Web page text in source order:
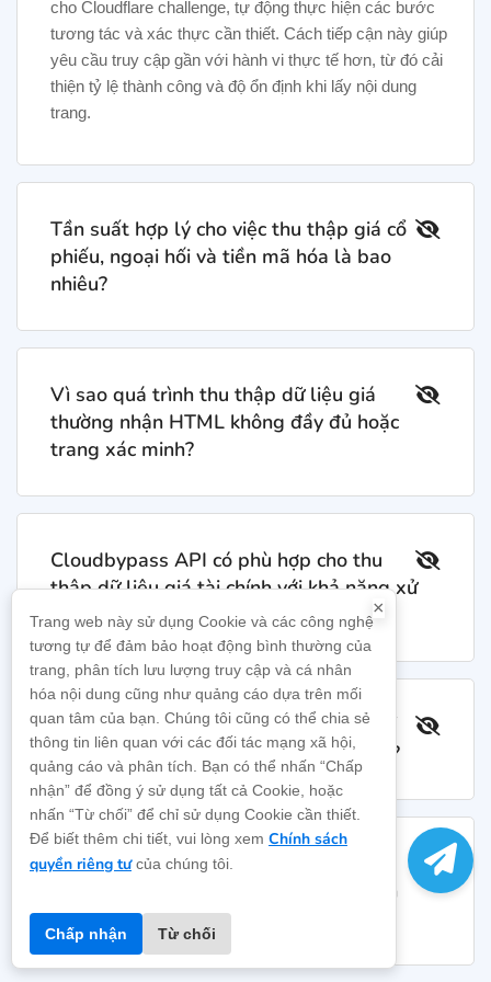
cho Cloudflare challenge, tự động thực hiện các bước
tương tác và xác thực cần thiết. Cách tiếp cận này giúp
yêu cầu truy cập gần với hành vi thực tế hơn, từ đó cải
thiện tỷ lệ thành công và độ ổn định khi lấy nội dung
trang.
Tần suất hợp lý cho việc thu thập giá cổ
phiếu, ngoại hối và tiền mã hóa là bao
nhiêu?
Vì sao quá trình thu thập dữ liệu giá
thường nhận HTML không đầy đủ hoặc
trang xác minh?
Cloudbypass API có phù hợp cho thu
thập dữ liệu giá tài chính với khả năng xử
lý song song cao không?
Sau khi lấy được trang, làm thế nào để
xử lý cấu trúc và xuất JSON để lưu trữ?
Làm thế nào để giảm rủi ro bị chặn và
duy trì thu thập dữ liệu giá tài chính ổn
định lâu dài?
×
Trang web này sử dụng Cookie và các công nghệ
tương tự để đảm bảo hoạt động bình thường của
trang, phân tích lưu lượng truy cập và cá nhân
hóa nội dung cũng như quảng cáo dựa trên mối
quan tâm của bạn. Chúng tôi cũng có thể chia sẻ
thông tin liên quan với các đối tác mạng xã hội,
quảng cáo và phân tích. Bạn có thể nhấn “Chấp
nhận” để đồng ý sử dụng tất cả Cookie, hoặc
nhấn “Từ chối” để chỉ sử dụng Cookie cần thiết.
Để biết thêm chi tiết, vui lòng xem Chính sách
quyền riêng tưcủa chúng tôi.
Chấp nhận Từ chối